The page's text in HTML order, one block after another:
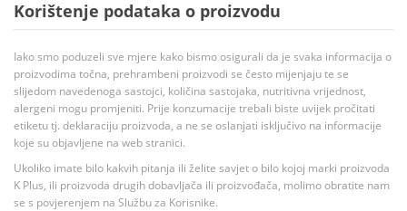
Korištenje podataka o proizvodu
Iako smo poduzeli sve mjere kako bismo osigurali da je svaka informacija o
proizvodima točna, prehrambeni proizvodi se često mijenjaju te se
slijedom navedenoga sastojci, količina sastojaka, nutritivna vrijednost,
alergeni mogu promjeniti. Prije konzumacije trebali biste uvijek pročitati
etiketu tj. deklaraciju proizvoda, a ne se oslanjati isključivo na informacije
koje su objavljene na web stranici.
Ukoliko imate bilo kakvih pitanja ili želite savjet o bilo kojoj marki proizvoda
K Plus, ili proizvoda drugih dobavljača ili proizvođača, molimo obratite nam
se s povjerenjem na Službu za Korisnike.